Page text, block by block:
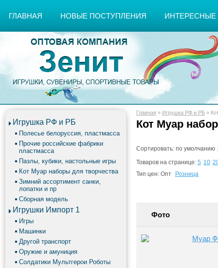
ГЛАВНАЯ НОВЫЕ ПОСТУПЛЕНИЯ
Игрушка РФ и РБ
Полесье белоруссия, пластмасса
Прочие российские фабрики
пластмасса
Пазлы, кубики, настольные игры
Кот Муар наборы для творчества
Зимний ассортимент санки,
лопатки и пр
Сборная модель
Игрушки Импорт 1
Игры
Машинки
Другой транспорт
Оружие и амуниция
Солдатики Мультгерои Роботы
Главная » Игрушка РФ и РБ »
Кот Муар
Сортировать: по умолчанию
Товаров на странице: 5 10
Тип цен: Опт Розница
Фото
Муар